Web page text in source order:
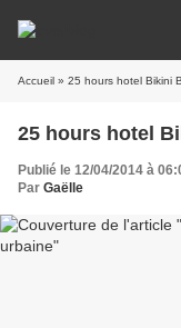
Accueil » 25 hours hotel Bikini
25 hours hotel
Publié le 12/04/2014 à
Par Gaëlle